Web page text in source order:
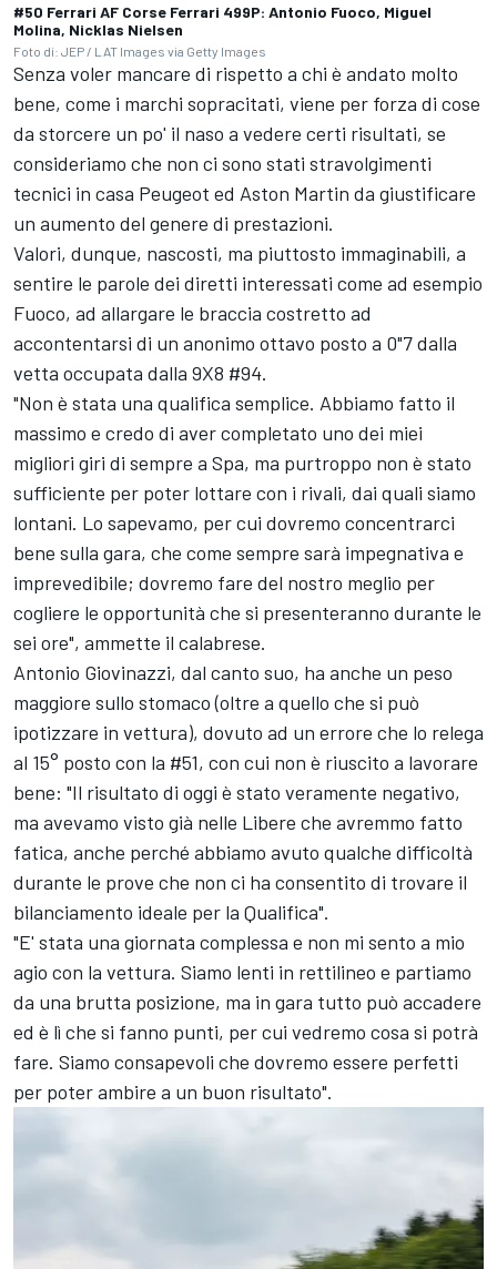
#50 Ferrari AF Corse Ferrari 499P: Antonio Fuoco, Miguel
Molina, Nicklas Nielsen
Foto di: JEP / LAT Images via Getty Images
Senza voler mancare di rispetto a chi è andato molto
bene, come i marchi sopracitati, viene per forza di cose
da storcere un po' il naso a vedere certi risultati, se
consideriamo che non ci sono stati stravolgimenti
tecnici in casa Peugeot ed Aston Martin da giustificare
un aumento del genere di prestazioni.
Valori, dunque, nascosti, ma piuttosto immaginabili, a
sentire le parole dei diretti interessati come ad esempio
Fuoco, ad allargare le braccia costretto ad
accontentarsi di un anonimo ottavo posto a 0"7 dalla
vetta occupata dalla 9X8 #94.
"Non è stata una qualifica semplice. Abbiamo fatto il
massimo e credo di aver completato uno dei miei
migliori giri di sempre a Spa, ma purtroppo non è stato
sufficiente per poter lottare con i rivali, dai quali siamo
lontani. Lo sapevamo, per cui dovremo concentrarci
bene sulla gara, che come sempre sarà impegnativa e
imprevedibile; dovremo fare del nostro meglio per
cogliere le opportunità che si presenteranno durante le
sei ore", ammette il calabrese.
Antonio Giovinazzi, dal canto suo, ha anche un peso
maggiore sullo stomaco (oltre a quello che si può
ipotizzare in vettura), dovuto ad un errore che lo relega
al 15° posto con la #51, con cui non è riuscito a lavorare
bene: "Il risultato di oggi è stato veramente negativo,
ma avevamo visto già nelle Libere che avremmo fatto
fatica, anche perché abbiamo avuto qualche difficoltà
durante le prove che non ci ha consentito di trovare il
bilanciamento ideale per la Qualifica".
"E' stata una giornata complessa e non mi sento a mio
agio con la vettura. Siamo lenti in rettilineo e partiamo
da una brutta posizione, ma in gara tutto può accadere
ed è lì che si fanno punti, per cui vedremo cosa si potrà
fare. Siamo consapevoli che dovremo essere perfetti
per poter ambire a un buon risultato".